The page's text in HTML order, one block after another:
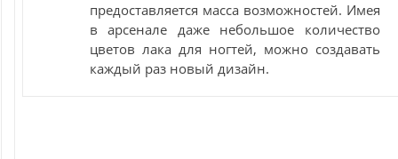
предоставляется масса возможностей. Имея
в арсенале даже небольшое количество
цветов лака для ногтей, можно создавать
каждый раз новый дизайн.